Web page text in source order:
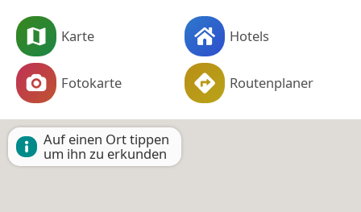
Karte Hotels
Fotokarte Routenplaner
Auf einen Ort tippen
um ihn zu erkunden